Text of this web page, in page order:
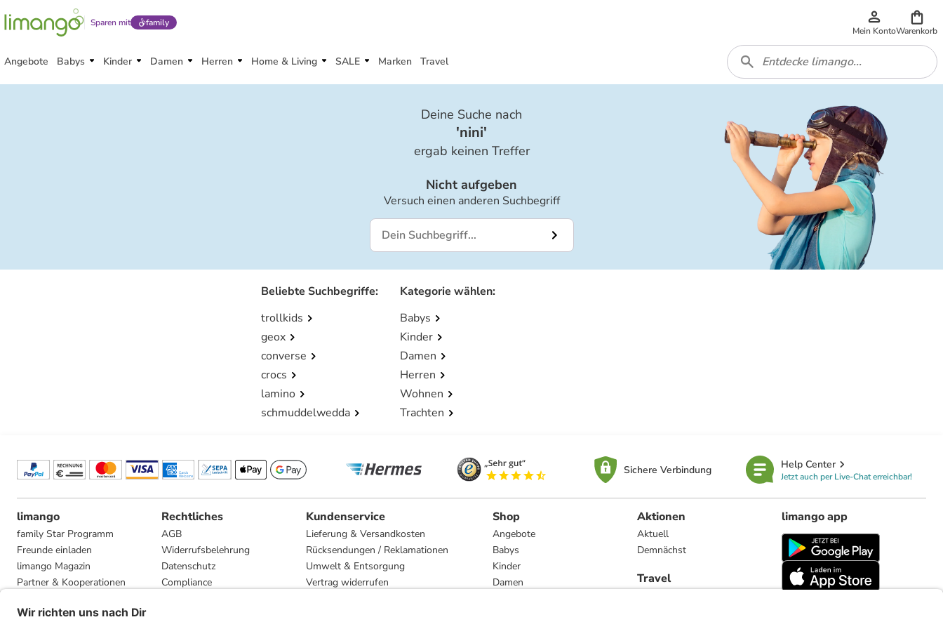
Sparen mit family
Mein KontoWarenkorb
Angebote Babys Kinder Damen Herren Home & Living SALE Marken Travel
Deine Suche nach
'nini'
ergab keinen Treffer
Nicht aufgeben
Versuch einen anderen Suchbegriff
Beliebte Suchbegriffe:
trollkids
geox
converse
crocs
lamino
schmuddelwedda
Kategorie wählen:
Babys
Kinder
Damen
Herren
Wohnen
Trachten
Sichere Verbindung Help Center
Jetzt auch per Live-Chat erreichbar!
limango
family Star Programm
Freunde einladen
limango Magazin
Partner & Kooperationen
Presse
Rechtliches
AGB
Widerrufsbelehrung
Datenschutz
Compliance
Kundenservice
Lieferung & Versandkosten
Rücksendungen / Reklamationen
Umwelt & Entsorgung
Vertrag widerrufen
Shop
Angebote
Babys
Kinder
Damen
Aktionen
Aktuell
Demnächst
Travel
limango app